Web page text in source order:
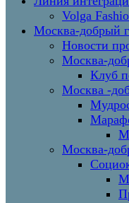
Volga
Москва-добрый
Новости
Москва-
Клуб
Москва -
Москва-